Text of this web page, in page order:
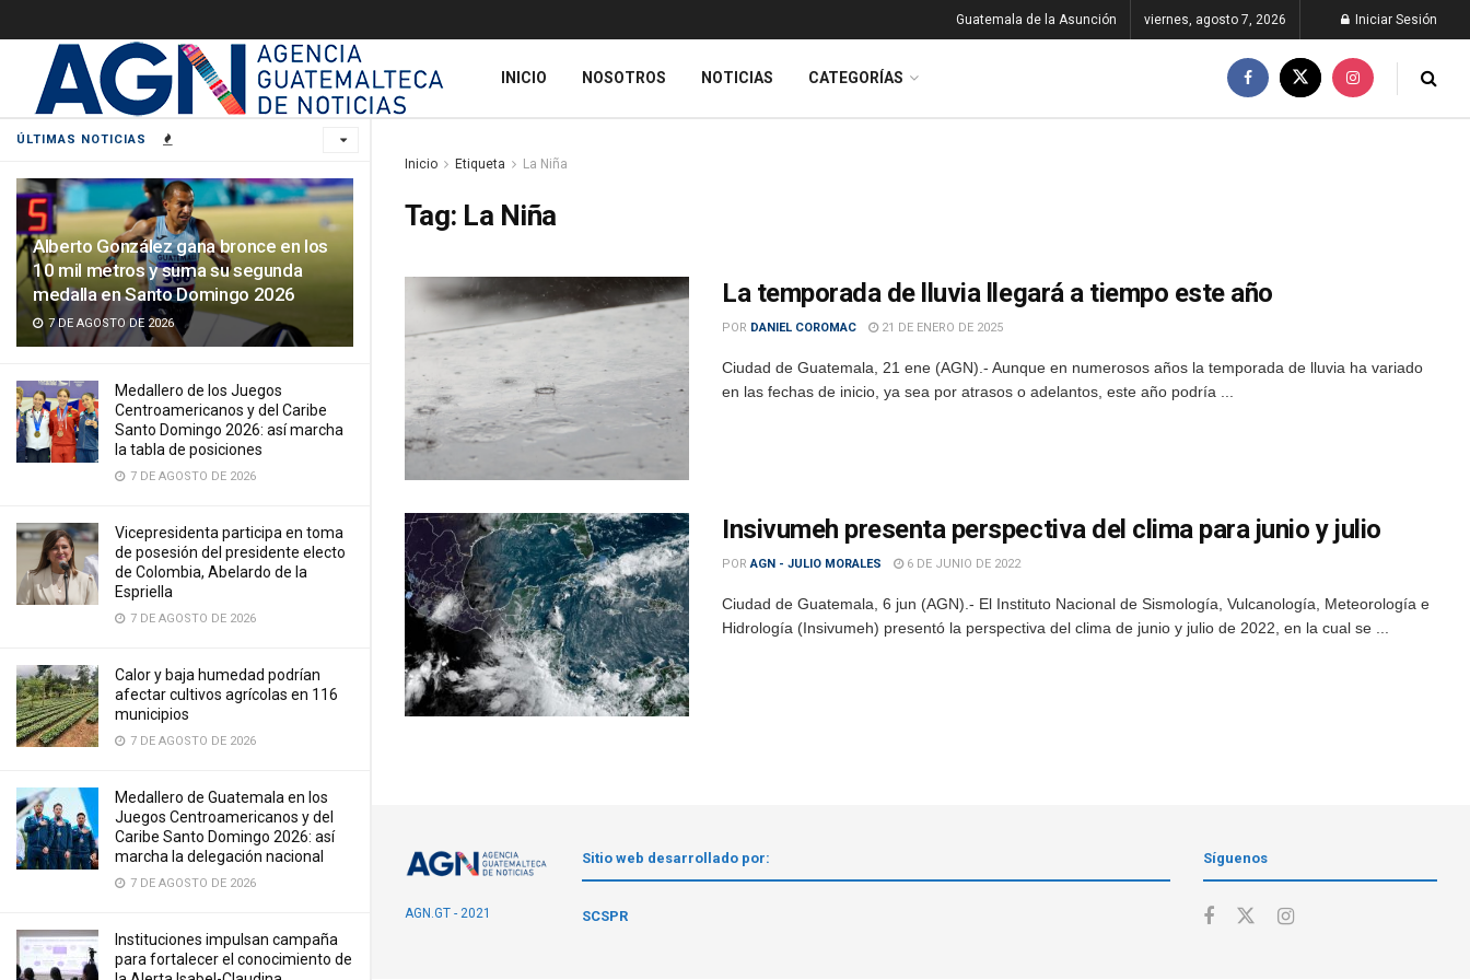
ÚLTIMAS NOTICIAS
Alberto González gana bronce en los
10 mil metros y suma su segunda
medalla en Santo Domingo 2026
7 DE AGOSTO DE 2026
Medallero de los Juegos
Centroamericanos y del Caribe
Santo Domingo 2026: así marcha
la tabla de posiciones
7 DE AGOSTO DE 2026
Vicepresidenta participa en toma
de posesión del presidente electo
de Colombia, Abelardo de la
Espriella
7 DE AGOSTO DE 2026
Calor y baja humedad podrían
afectar cultivos agrícolas en 116
municipios
7 DE AGOSTO DE 2026
Medallero de Guatemala en los
Juegos Centroamericanos y del
Caribe Santo Domingo 2026: así
marcha la delegación nacional
7 DE AGOSTO DE 2026
Instituciones impulsan campaña
para fortalecer el conocimiento de
Guatemala de la Asunción viernes, agosto 7, 2026 Iniciar Sesión
INICIO NOSOTROS NOTICIAS CATEGORÍAS
Inicio Etiqueta La Niña
Tag: La Niña
La temporada de lluvia llegará a tiempo este año
POR DANIEL COROMAC 21 DE ENERO DE 2025
Ciudad de Guatemala, 21 ene (AGN).- Aunque en numerosos años la temporada de lluvia ha variado
en las fechas de inicio, ya sea por atrasos o adelantos, este año podría ...
Insivumeh presenta perspectiva del clima para junio y julio
POR AGN - JULIO MORALES 6 DE JUNIO DE 2022
Ciudad de Guatemala, 6 jun (AGN).- El Instituto Nacional de Sismología, Vulcanología, Meteorología e
Hidrología (Insivumeh) presentó la perspectiva del clima de junio y julio de 2022, en la cual se ...
AGN.GT - 2021
Sitio web desarrollado por:
SCSPR
Síguenos